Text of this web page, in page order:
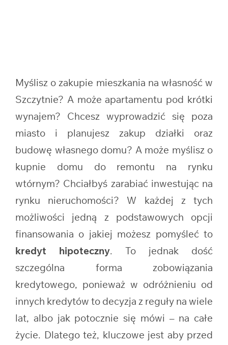
Myślisz o zakupie mieszkania na własność w
Szczytnie? A może apartamentu pod krótki
wynajem? Chcesz wyprowadzić się poza
miasto i planujesz zakup działki oraz
budowę własnego domu? A może myślisz o
kupnie domu do remontu na rynku
wtórnym? Chciałbyś zarabiać inwestując na
rynku nieruchomości? W każdej z tych
możliwości jedną z podstawowych opcji
finansowania o jakiej możesz pomyśleć to
kredyt hipoteczny. To jednak dość
szczególna forma zobowiązania
kredytowego, ponieważ w odróżnieniu od
innych kredytów to decyzja z reguły na wiele
lat, albo jak potocznie się mówi – na całe
życie. Dlatego też, kluczowe jest aby przed